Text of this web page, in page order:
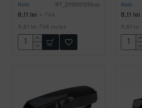
Noki RT_DY000125buc
8,11 lei + TVA
9,81 lei TVA inclus
Noki
8,11 lei
9,81 lei